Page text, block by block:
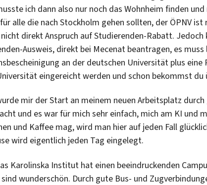
ich dann also nur noch das Wohnheim finden
alle die nach Stockholm gehen sollten, der ÖPNV
direkt Anspruch auf Studierenden-Rabatt. Jedoch
Ausweis, direkt bei Mecenat beantragen, es
an der deutschen Universität plus
eingereicht werden und schon bekommst
mir der Start an meinem neuen Arbeitsplatz
und es war für mich sehr einfach, mich am KI und
und Kaffee mag, wird man hier auf jeden Fall
wird eigentlich jeden Tag eingelegt.
Karolinska Institut hat einen beeindruckenden
wunderschön. Durch gute Bus- und